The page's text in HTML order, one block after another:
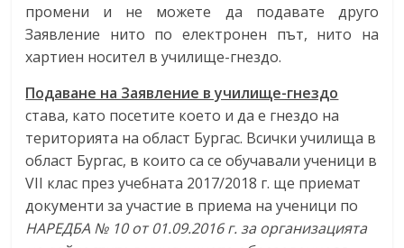
промени и не можете да подавате друго
Заявление нито по електронен път, нито на
хартиен носител в училище-гнездо.
Подаване на Заявление в училище-гнездо
става, като посетите което и да е гнездо на
територията на област Бургас. Всички училища в
област Бургас, в които са се обучавали ученици в
VII клас през учебната 2017/2018 г. ще приемат
документи за участие в приема на ученици по
НАРЕДБА № 10 от 01.09.2016 г. за организацията